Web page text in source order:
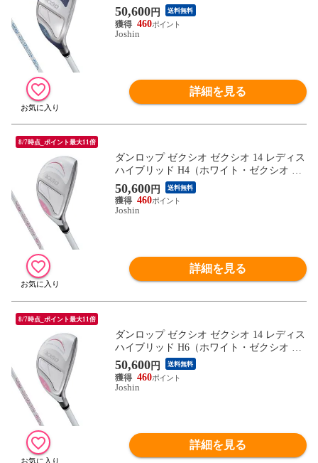
00L カーボンシャフト・フレックス：L）
DUNLOP XXXIO XX14L-BL-HB-NO6-L
【返品種別A】
50,600円 送料無料
460
Joshin
詳細を見る
8/7時点_ポイント最大11倍
ダンロップ ゼクシオ ゼクシオ 14 レディス
ハイブリッド H4（ホワイト・ゼクシオ MP
1400L カーボンシャフト・フレックス：
A） DUNLOP XXXIO XX14L-WH-HB-NO4-
A 【返品種別A】
50,600円 送料無料
460
Joshin
詳細を見る
8/7時点_ポイント最大11倍
ダンロップ ゼクシオ ゼクシオ 14 レディス
ハイブリッド H6（ホワイト・ゼクシオ MP
1400L カーボンシャフト・フレックス：
L） DUNLOP XXXIO XX14L-WH-HB-NO6-
L 【返品種別A】
50,600円 送料無料
460
Joshin
詳細を見る